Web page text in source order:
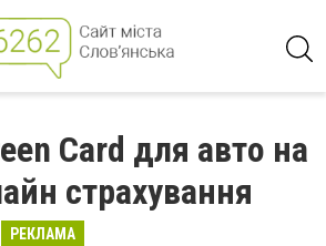
Card для авто на
страхування
РЕКЛАМА